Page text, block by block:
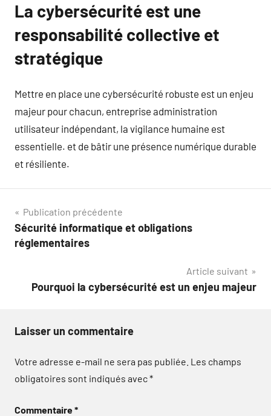
La cybersécurité est une
responsabilité collective et
stratégique
Mettre en place une cybersécurité robuste est un enjeu
majeur pour chacun, entreprise administration
utilisateur indépendant, la vigilance humaine est
essentielle. et de bâtir une présence numérique durable
et résiliente.
Navigation
de
Publication précédente
Sécurité informatique et obligations
réglementaires
Article suivant
Pourquoi la cybersécurité est un enjeu majeur
Laisser un commentaire
Votre adresse e-mail ne sera pas publiée. Les champs
obligatoires sont indiqués avec*
Commentaire*